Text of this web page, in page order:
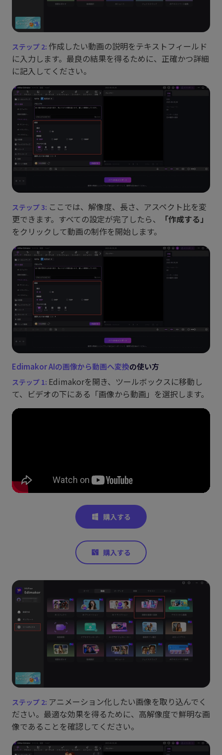
作成したい動画の説明をテキストフィールド
に入力します。最良の結果を得るために、正確かつ詳細
に記入してください。
ここでは、解像度、長さ、アスペクト比を変
更できます。すべての設定が完了したら、
「作成する」
をクリックして動画の制作を開始します。
Edimakor AIの画像から動画へ変換の使い方
Edimakorを開き、ツールボックスに移動し
て、ビデオの下にある「画像から動画」を選択します。
アニメーション化したい画像を取り込んでく
ださい。最適な効果を得るために、高解像度で鮮明な画
像であることを確認してください。